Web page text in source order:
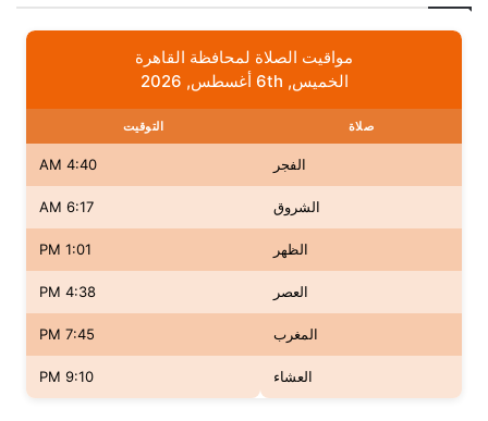
مواقيت الصلاة لمحافظة القاهرة
الخميس, 6th أغسطس, 2026
صلاة التوقيت
الفجر 4:40 AM
الشروق 6:17 AM
الظهر 1:01 PM
العصر 4:38 PM
المغرب 7:45 PM
العشاء 9:10 PM